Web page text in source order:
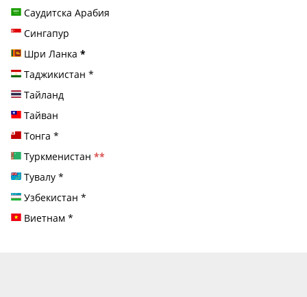
Саудитска Арабия
Сингапур
Шри Ланка *
Таджикистан *
Тайланд
Тайван
Тонга *
Туркменистан **
Тувалу *
Узбекистан *
Виетнам *